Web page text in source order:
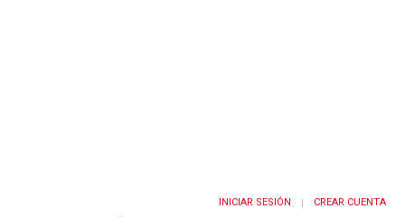
INICIAR SESIÓN | CREAR CUENTA